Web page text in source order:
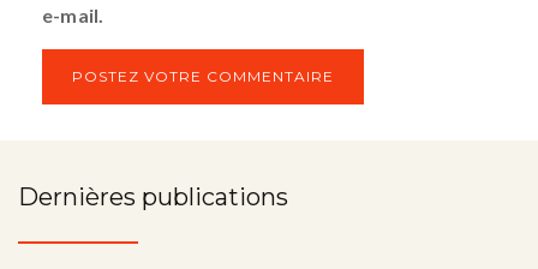
e-mail.
Dernières publications